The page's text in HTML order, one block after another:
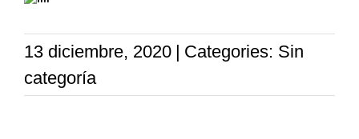
13 diciembre, 2020 | Categories: Sin
categoría